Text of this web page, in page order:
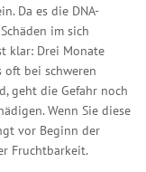
Da es die DNA-
im sich
klar: Drei Monate
oft bei schweren
geht die Gefahr noch
Wenn Sie diese
vor Beginn der
Fruchtbarkeit.